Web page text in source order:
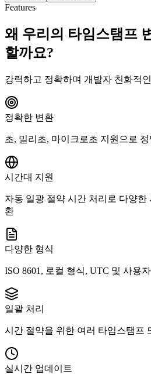
Features
왜 우리의 타임스탬프
할까요?
강력하고 정확하며 개발자 친화적
정확한 변환
초, 밀리초, 마이크로초 지원으로
시간대 지원
자동 일광 절약 시간 처리로 다양한
환
다양한 형식
ISO 8601, 로컬 형식, UTC 및 사용
일괄 처리
시간 절약을 위한 여러 타임스탬프
실시간 업데이트